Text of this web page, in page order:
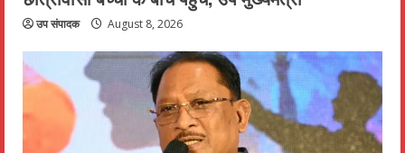
उप संपादक August 8, 2026